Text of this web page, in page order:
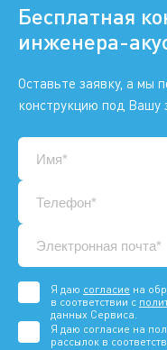
Бесплатная
инженера-
Оставьте заявку, а мы
конструкцию под Вашу
Я даю согласие на
в соответствии с
данных Сервиса.
Я даю согласие на
рассылок в